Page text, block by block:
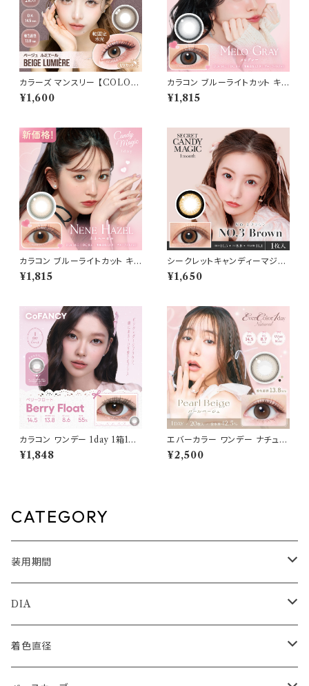
カラーズ マンスリー 【COLOR：
ベージュルミエールnew】 【1箱
2枚入】【 一条響 イメージモデル
ンタクトレンズ
¥1,600
カラコン ブルーライトカット キャ
ンディーマジック ワンデー 【CO
LOR：メログレー】1箱10枚 度な
ン コンタクトレンズ
¥1,815
カラコン ブルーライトカット キャ
ンディーマジック ワンデー 【CO
LOR：ネネヘーゼル】1箱10枚
コン コンタクトレンズ
¥1,815
シークレットキャンディーマジッ
ク マンスリー カラコン 1ヶ月
【COLOR：NO.3ブラウン】 sec
ト】 送料無料 ワンマンス コンタ
クト キャンマジ 板野友美ナチュ
ラル ブラック ブラウン 着色 直
径 3番 フチあり きゃんまじ キャ
ンディーマジック パール
¥1,650
カラコン ワンデー 1day 1箱10
枚入り コファンシー【COLOR：
ベリーフロート】 度あり 度なし
ト 高含水
¥1,848
エバーカラー ワンデー ナチュラ
ル【パールベージュ】1箱20枚 1
4.5mm 度なし 度あり カラーコ
¥2,500
CATEGORY
装用期間
1day
1month
DIA
14.0mm
着色直径